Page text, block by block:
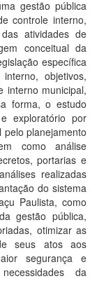
gestão pública
controle interno,
atividades de
conceitual da
específica
objetivos,
interno municipal,
forma, o estudo
exploratório por
pelo planejamento
como análise
portarias e
realizadas
do sistema
Paulista, como
gestão pública,
otimizar as
seus atos aos
segurança e
da